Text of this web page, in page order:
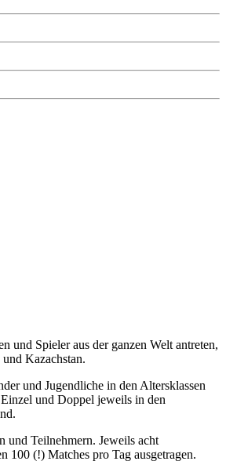
und Spieler aus der ganzen Welt antreten,
Kazachstan.
und Jugendliche in den Altersklassen
und Doppel jeweils in den
Teilnehmern. Jeweils acht
100 (!) Matches pro Tag ausgetragen.